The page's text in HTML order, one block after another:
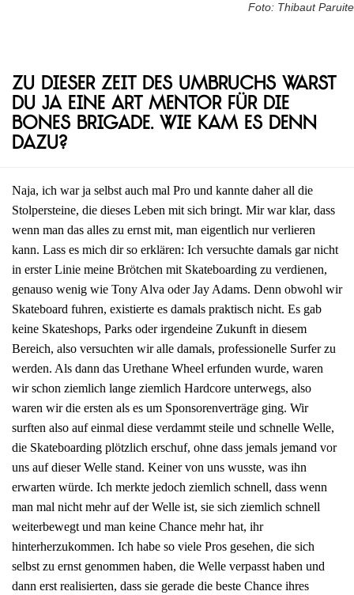
Foto: Thibaut Paruite
Zu dieser Zeit des Umbruchs warst
du ja eine Art Mentor für die
Bones Brigade. Wie kam es denn
dazu?
Naja, ich war ja selbst auch mal Pro und kannte daher all die
Stolpersteine, die dieses Leben mit sich bringt. Mir war klar, dass
wenn man das alles zu ernst mit, man eigentlich nur verlieren
kann. Lass es mich dir so erklären: Ich versuchte damals gar nicht
in erster Linie meine Brötchen mit Skateboarding zu verdienen,
genauso wenig wie Tony Alva oder Jay Adams. Denn obwohl wir
Skateboard fuhren, existierte es damals praktisch nicht. Es gab
keine Skateshops, Parks oder irgendeine Zukunft in diesem
Bereich, also versuchten wir alle damals, professionelle Surfer zu
werden. Als dann das Urethane Wheel erfunden wurde, waren
wir schon ziemlich lange ziemlich Hardcore unterwegs, also
waren wir die ersten als es um Sponsorenverträge ging. Wir
surften also auf einmal diese verdammt steile und schnelle Welle,
die Skateboarding plötzlich erschuf, ohne dass jemals jemand vor
uns auf dieser Welle stand. Keiner von uns wusste, was ihn
erwarten würde. Ich merkte jedoch ziemlich schnell, dass wenn
man mal nicht mehr auf der Welle ist, sie sich ziemlich schnell
weiterbewegt und man keine Chance mehr hat, ihr
hinterherzukommen. Ich habe so viele Pros gesehen, die sich
selbst zu ernst genommen haben, die Welle verpasst haben und
dann erst realisierten, dass sie gerade die beste Chance ihres